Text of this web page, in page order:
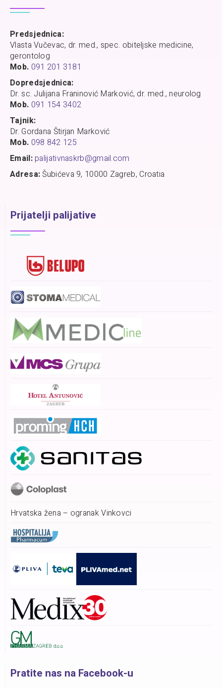
Predsjednica:
Vlasta Vučevac, dr. med., spec. obiteljske medicine,
gerontolog
Mob. 091 201 3181
Dopredsjednica:
Dr. sc. Julijana Franinović Marković, dr. med., neurolog
Mob. 091 154 3402
Tajnik:
Dr. Gordana Štirjan Marković
Mob. 098 842 125
Email:palijativnaskrb@gmail.com
Adresa:Šubićeva 9, 10000 Zagreb, Croatia
Prijatelji palijative
Hrvatska žena – ogranak Vinkovci
Pratite nas na Facebook-u